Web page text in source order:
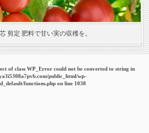
剪定 肥料で甘い実の収穫を。
of class WP_Error could not be converted to string in
public_html/wp-
functions.php on line 1038